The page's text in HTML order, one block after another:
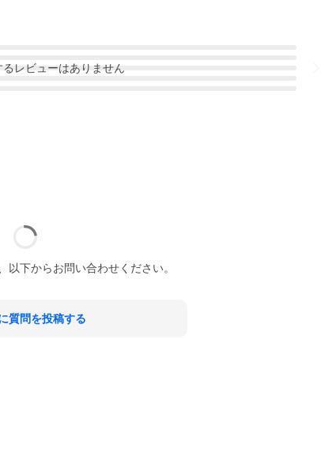
るレビューはありません
以下からお問い合わせください。
質問を投稿する